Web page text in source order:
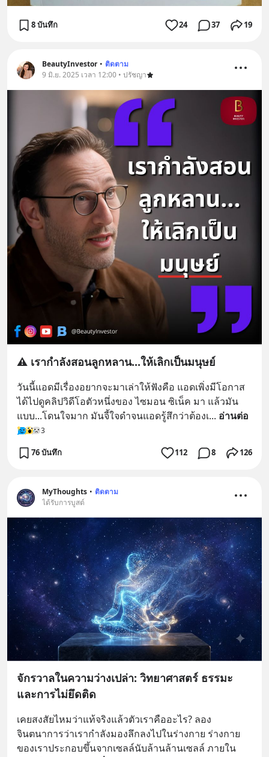
8 บันทึก 24 37 19
BeautyInvestor • ติดตาม
9 มิ.ย. 2025 เวลา 12:00 • ปรัชญา
⚠️ เรากำลังสอนลูกหลาน...ให้เลิกเป็นมนุษย์
วันนี้แอดมีเรื่องอยากจะมาเล่าให้ฟังคือ แอดเพิ่งมีโอกาส
ได้ไปดูคลิปวิดีโอตัวหนึ่งของ ไซมอน ซิเน็ค มา แล้วมัน
แบบ...โดนใจมาก มันจี้ใจดำจนแอดรู้สึกว่าต้องเ... อ่านต่อ
3
76 บันทึก 112 8 126
MyThoughts • ติดตาม
ได้รับการบูสต์
จักรวาลในความว่างเปล่า: วิทยาศาสตร์ ธรรมะ
และการไม่ยึดติด
เคยสงสัยไหมว่าแท้จริงแล้วตัวเราคืออะไร? ลอง
จินตนาการว่าเรากำลังมองลึกลงไปในร่างกาย ร่างกาย
ของเราประกอบขึ้นจากเซลล์นับล้านล้านเซลล์ ภายใน